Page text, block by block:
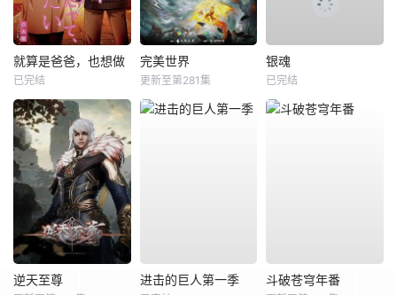
就算是爸爸，也想做
已完结
完美世界
更新至第281集
银魂
已完结
逆天至尊 进击的巨人第一季 斗破苍穹年番